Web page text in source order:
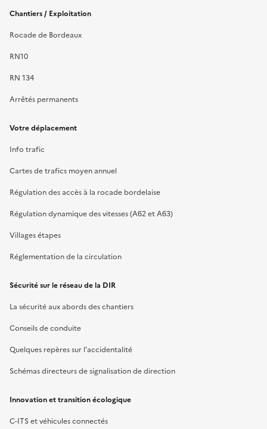
Chantiers / Exploitation
Rocade de Bordeaux
RN10
RN 134
Arrêtés permanents
Votre déplacement
Info trafic
Cartes de trafics moyen annuel
Régulation des accès à la rocade bordelaise
Régulation dynamique des vitesses (A62 et A63)
Villages étapes
Réglementation de la circulation
Sécurité sur le réseau de la DIR
La sécurité aux abords des chantiers
Conseils de conduite
Quelques repères sur l’accidentalité
Schémas directeurs de signalisation de direction
Innovation et transition écologique
C-ITS et véhicules connectés